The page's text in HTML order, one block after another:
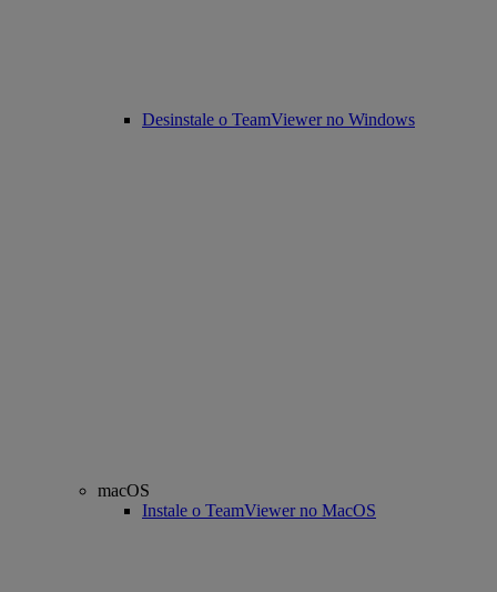
Desinstale o TeamViewer no Windows
macOS
Instale o TeamViewer no MacOS